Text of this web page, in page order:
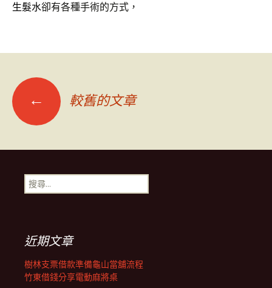
生髮水卻有各種手術的方式，
文
章
導
← 較舊的文章
搜
尋
近期文章
樹林支票借款準備龜山當舖流程
竹東借錢分享電動麻將桌